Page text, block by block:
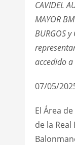
CAVIDEL
MAYOR
BURGOS y
accedido
07/05/
El Área
de la